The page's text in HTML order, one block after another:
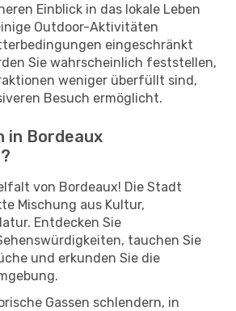
Einblick in das lokale Leben
Outdoor-Aktivitäten
eingeschränkt
Sie wahrscheinlich feststellen,
weniger überfüllt sind,
Besuch ermöglicht.
in Bordeaux
von Bordeaux! Die Stadt
Mischung aus Kultur,
Entdecken Sie
tauchen Sie
und erkunden Sie die
Gassen schlendern, in